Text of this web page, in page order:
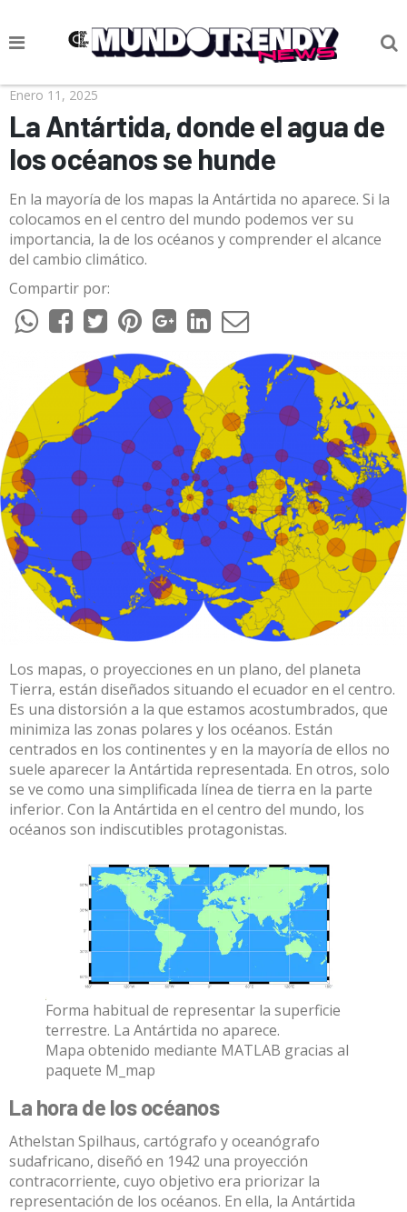
NOTICIAS
CULTURA POP
CIENCIA Y TECNOLOGÍA
VIDA
SOCIEDAD
CULTURIZANDO.COM
Enero 11, 2025
La Antártida, donde el agua de
los océanos se hunde
En la mayoría de los mapas la Antártida no aparece. Si la
colocamos en el centro del mundo podemos ver su
importancia, la de los océanos y comprender el alcance
del cambio climático.
Compartir por:
Los mapas, o proyecciones en un plano, del planeta
Tierra, están diseñados situando el ecuador en el centro.
Es una distorsión a la que estamos acostumbrados, que
minimiza las zonas polares y los océanos. Están
centrados en los continentes y en la mayoría de ellos no
suele aparecer la Antártida representada. En otros, solo
se ve como una simplificada línea de tierra en la parte
inferior. Con la Antártida en el centro del mundo, los
océanos son indiscutibles protagonistas.
Forma habitual de representar la superficie
terrestre. La Antártida no aparece.
Mapa obtenido mediante MATLAB gracias al
paquete M_map
La hora de los océanos
Athelstan Spilhaus, cartógrafo y oceanógrafo
sudafricano, diseñó en 1942 una proyección
contracorriente, cuyo objetivo era priorizar la
representación de los océanos. En ella, la Antártida